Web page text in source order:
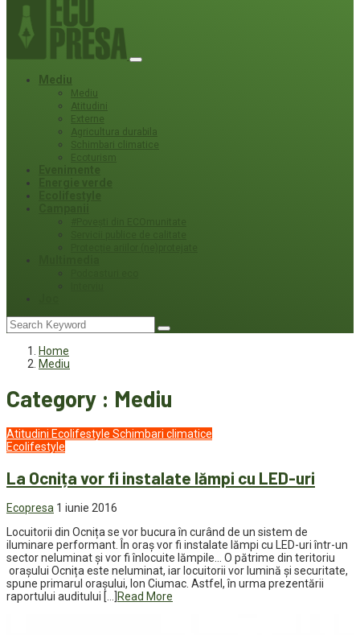
Mediu
Mediu
Atitudini
Externe
Agricultura durabila
Schimbari climatice
Ecoturism
Home
Mediu
Category : Mediu
Atitudini Ecolifestyle Schimbari climatice
Ecolifestyle
La Ocnița vor fi instalate lămpi cu LED-uri
Ecopresa 1 iunie 2016
Locuitorii din Ocnița se vor bucura în curând de un sistem de
iluminare performant. În oraș vor fi instalate lămpi cu LED-uri într-un
sector neluminat și vor fi înlocuite lămpile… O pătrime din teritoriu
orașului Ocnița este neluminat, iar locuitorii vor lumină și securitate,
spune primarul orașului, Ion Ciumac. Astfel, în urma prezentării
raportului auditului […]
Read More